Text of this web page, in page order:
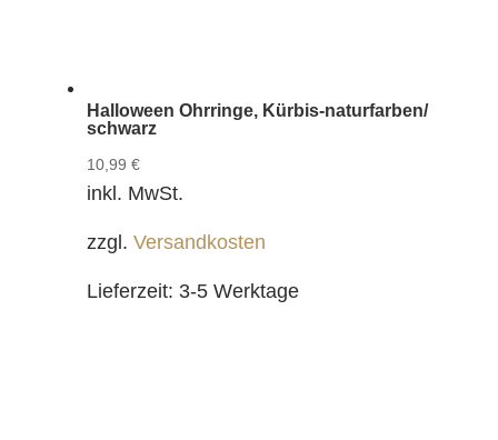
Halloween Ohrringe, Kürbis-naturfarben/
schwarz
10,99 €
inkl. MwSt.
zzgl. Versandkosten
Lieferzeit: 3-5 Werktage